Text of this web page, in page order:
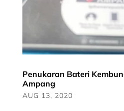
Penukaran Bateri
Ampang
AUG 13, 2020